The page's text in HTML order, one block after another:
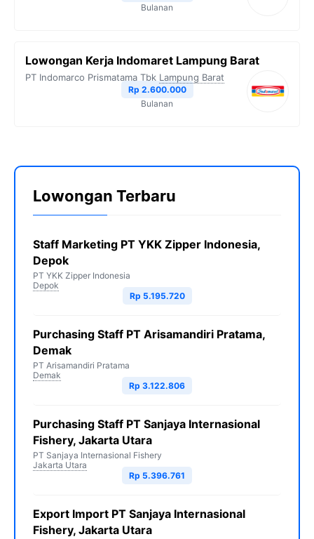
Bulanan
Lowongan Kerja Indomaret Lampung Barat
PT Indomarco Prismatama Tbk Lampung Barat
Rp 2.600.000
Bulanan
Lowongan Terbaru
Staff Marketing PT YKK Zipper Indonesia,
Depok
PT YKK Zipper Indonesia
Depok
Rp 5.195.720
Purchasing Staff PT Arisamandiri Pratama,
Demak
PT Arisamandiri Pratama
Demak
Rp 3.122.806
Purchasing Staff PT Sanjaya Internasional
Fishery, Jakarta Utara
PT Sanjaya Internasional Fishery
Jakarta Utara
Rp 5.396.761
Export Import PT Sanjaya Internasional
Fishery, Jakarta Utara